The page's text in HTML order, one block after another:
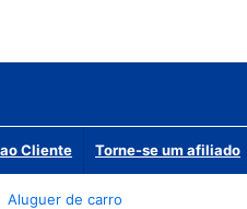
Cliente Torne-se um afiliado
Aluguer de carro